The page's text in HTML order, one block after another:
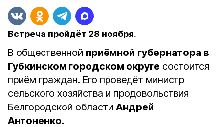
Встреча пройдёт 28 ноября.
В общественной приёмной губернатора в
Губкинском городском округе состоится
приём граждан. Его проведёт министр
сельского хозяйства и продовольствия
Белгородской области Андрей
Антоненко.